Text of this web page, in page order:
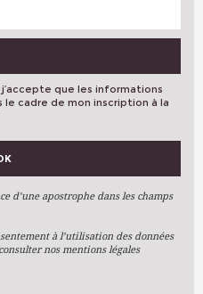
que les informations
cadre de mon inscription à la
d’une apostrophe dans les champs
à l’utilisation des données
nos mentions légales